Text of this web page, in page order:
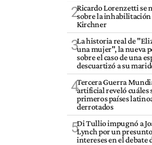
2Ricardo Lorenzetti se
sobre la
Kirchner
3La historia real de
una mujer", la nueva
sobre el caso de una
descuartizó a su
4Tercera Guerra
artificial reveló cuáles
primeros países
derrotados
5Di Tullio impugnó a
Lynch por un
intereses en el debate